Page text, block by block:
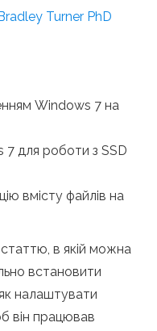
Turner PhD
Windows 7 на
для роботи з SSD
вмісту файлів на
статтю, в якій можна
встановити
налаштувати
він працював